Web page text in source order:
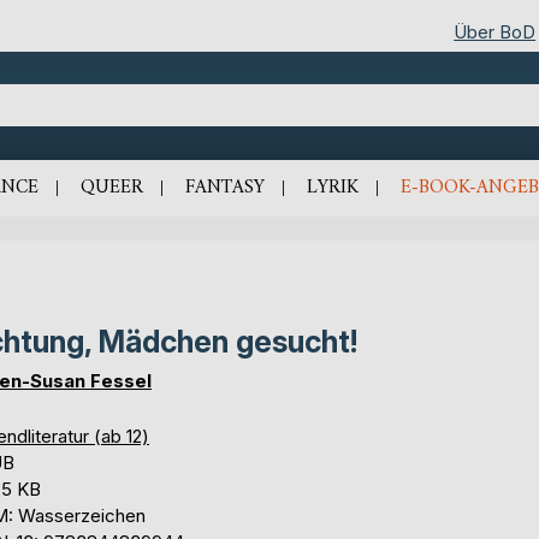
Über BoD
QUEER FANTASY LYRIK E-BOOK-
Mädchen gesucht!
Susan Fessel
(ab 12)
KB
Wasserzeichen